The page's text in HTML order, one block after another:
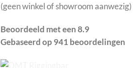
(geen winkel of showroom aanwezig)
Beoordeeld met een 8.9
Gebaseerd op 941 beoordelingen